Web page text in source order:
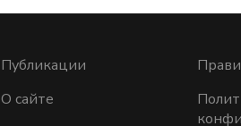
Публикации
О сайте